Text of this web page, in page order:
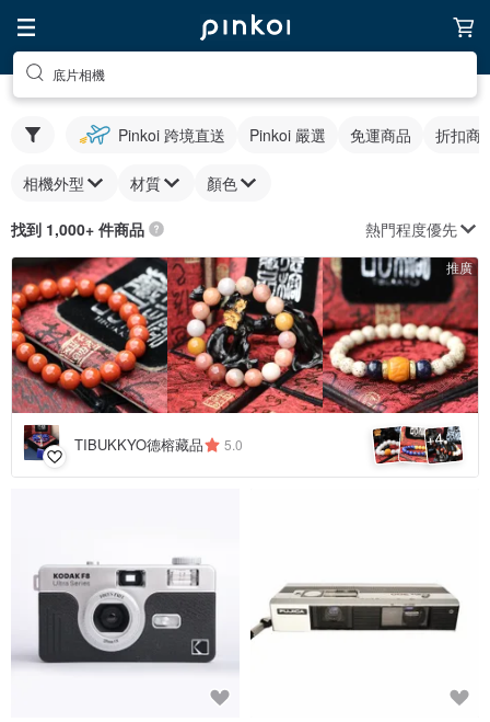
底片相機
Pinkoi 跨境直送 Pinkoi 嚴選 免運商品 折扣商
相機外型 材質 顏色
找到 1,000+ 件商品 熱門程度優先
推廣
TIBUKKYO德榕藏品 5.0 +4